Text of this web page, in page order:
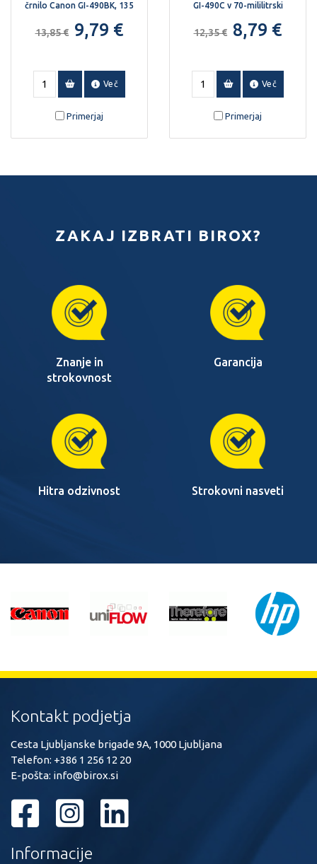
črnilo Canon GI-490BK, 135
13,85 € 9,79 €
Več
Primerjaj
GI-490C v 70-mililitrski
12,35 € 8,79 €
Več
Primerjaj
ZAKAJ IZBRATI BIROX?
Znanje in
strokovnost
Garancija
Hitra odzivnost Strokovni nasveti
Kontakt podjetja
Cesta Ljubljanske brigade 9A, 1000 Ljubljana
Telefon: +386 1 256 12 20
E-pošta: info@birox.si
Informacije